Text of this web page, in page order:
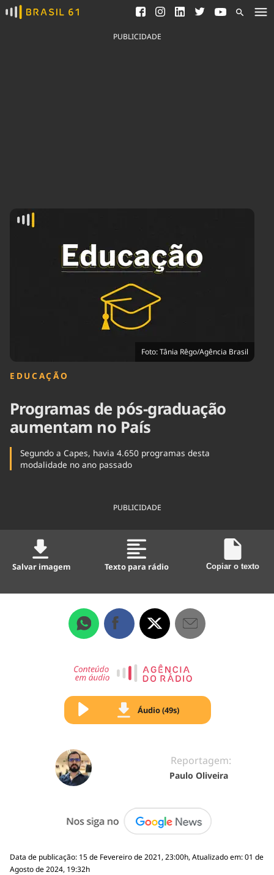
Ver todas as notícias
Saneamento
Indicadores
Agronegócios
Cultura
Economia
Educação
Infraestrutura
Internacional
Podcast
Política
Saúde
PUBLICIDADE
Foto: Tânia Rêgo/Agência Brasil
EDUCAÇÃO
Programas de pós-graduação
aumentam no País
Segundo a Capes, havia 4.650 programas desta
modalidade no ano passado
PUBLICIDADE
Salvar imagem Texto para rádio Copiar o texto
Áudio (49s)
Reportagem:
Paulo Oliveira
Data de publicação: 15 de Fevereiro de 2021, 23:00h, Atualizado em: 01 de
Agosto de 2024, 19:32h